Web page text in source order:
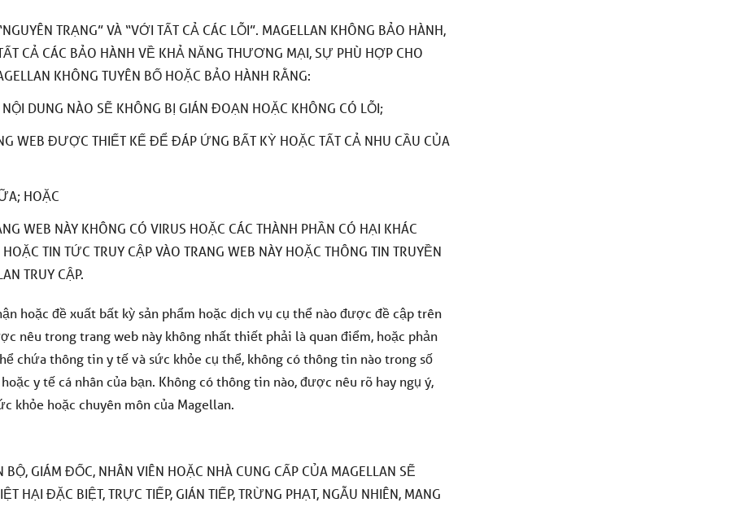
TRẠNG” VÀ “VỚI TẤT CẢ CÁC LỖI”. MAGELLAN KHÔNG BẢO HÀNH,
CẢ CÁC BẢO HÀNH VỀ KHẢ NĂNG THƯƠNG MẠI, SỰ PHÙ HỢP CHO
KHÔNG TUYÊN BỐ HOẶC BẢO HÀNH RẰNG:
DUNG NÀO SẼ KHÔNG BỊ GIÁN ĐOẠN HOẶC KHÔNG CÓ LỖI;
WEB ĐƯỢC THIẾT KẾ ĐỂ ĐÁP ỨNG BẤT KỲ HOẶC TẤT CẢ NHU CẦU CỦA
HOẶC
WEB NÀY KHÔNG CÓ VIRUS HOẶC CÁC THÀNH PHẦN CÓ HẠI KHÁC
TIN TỨC TRUY CẬP VÀO TRANG WEB NÀY HOẶC THÔNG TIN TRUYỀN
TRUY CẬP.
hoặc đề xuất bất kỳ sản phẩm hoặc dịch vụ cụ thể nào được đề cập trên
nêu trong trang web này không nhất thiết phải là quan điểm, hoặc phản
chứa thông tin y tế và sức khỏe cụ thể, không có thông tin nào trong số
y tế cá nhân của bạn. Không có thông tin nào, được nêu rõ hay ngụ ý,
khỏe hoặc chuyên môn của Magellan.
GIÁM ĐỐC, NHÂN VIÊN HOẶC NHÀ CUNG CẤP CỦA MAGELLAN SẼ
HẠI ĐẶC BIỆT, TRỰC TIẾP, GIÁN TIẾP, TRỪNG PHẠT, NGẪU NHIÊN, MANG